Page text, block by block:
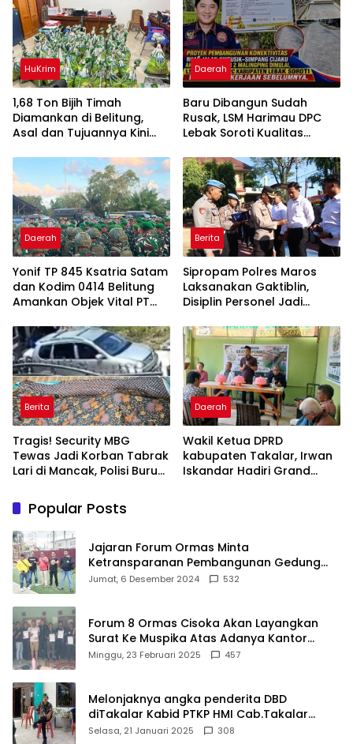
HuKrim
1,68 Ton Bijih Timah
Diamankan di Belitung,
Asal dan Tujuannya Kini
Daerah
Baru Dibangun Sudah
Rusak, LSM Harimau DPC
Lebak Soroti Kualitas
Cikeusik-Simpang Cijaku
Daerah
Yonif TP 845 Ksatria Satam
dan Kodim 0414 Belitung
Amankan Objek Vital PT
Penambang
Berita
Sipropam Polres Maros
Laksanakan Gaktiblin,
Disiplin Personel Jadi
Berita
Tragis! Security MBG
Tewas Jadi Korban Tabrak
Lari di Mancak, Polisi Buru
Kijang Innova
Daerah
Wakil Ketua DPRD
kabupaten Takalar, Irwan
Iskandar Hadiri Grand
umum.
Popular Posts
Jajaran Forum Ormas Minta
Ketransparanan Pembangunan Gedung
Damkar Di Kecamatan Cisoka
Jumat, 6 Desember 2024 532
Forum 8 Ormas Cisoka Akan Layangkan
Surat Ke Muspika Atas Adanya Kantor
Matel di Cisoka
Minggu, 23 Februari 2025 457
Melonjaknya angka penderita DBD
diTakalar Kabid PTKP HMI Cab.Takalar
angkat bicara
Selasa, 21 Januari 2025 308